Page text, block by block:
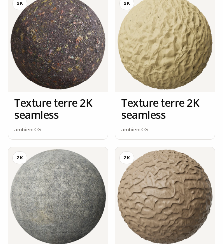
2K
Texture terre 2K
seamless
ambientCG
2K
Texture terre 2K
seamless
ambientCG
2K 2K